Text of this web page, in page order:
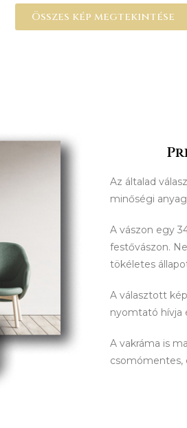
Összes kép megtekintése
Az általad
minőségi
A vászon egy
festővászon.
tökéletes
A választott
nyomtató hívja
A vakráma is
csomómentes,